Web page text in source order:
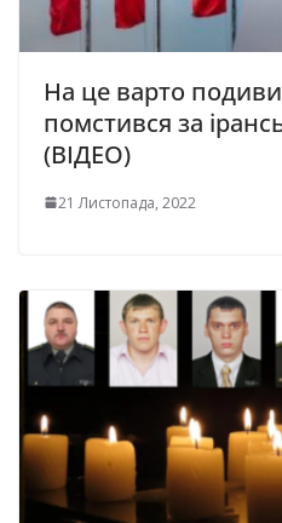
На це варто
помстився за
(ВІДЕО)
21 Листопада, 2022